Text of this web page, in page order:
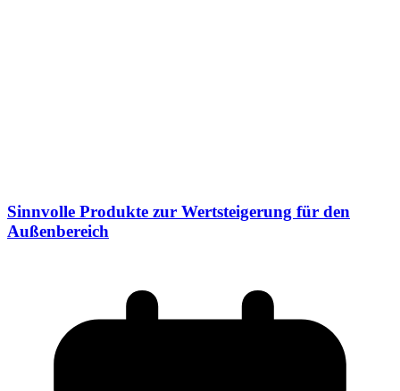
Sinnvolle Produkte zur Wertsteigerung für den
Außenbereich